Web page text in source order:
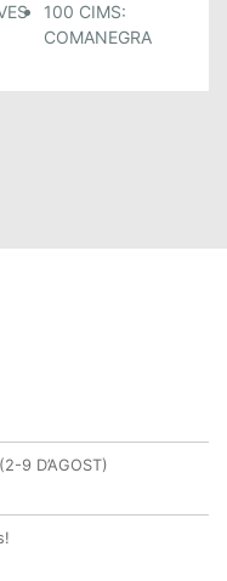
100 CIMS:
COMANEGRA
9 D’AGOST)